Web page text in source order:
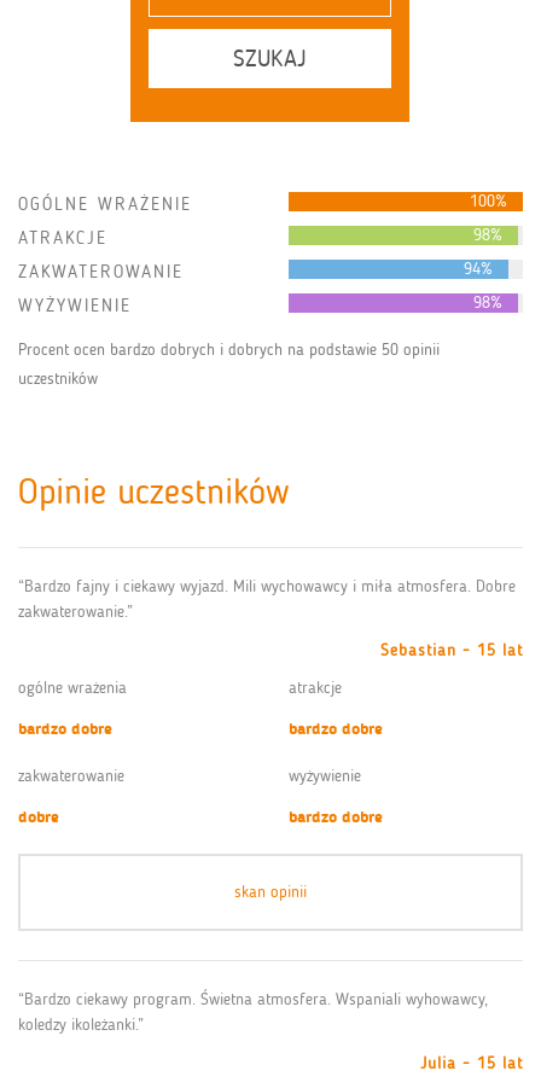
SZUKAJ
OGÓLNE WRAŻENIE 100%
ATRAKCJE 98%
ZAKWATEROWANIE 94%
WYŻYWIENIE 98%
Procent ocen bardzo dobrych i dobrych na podstawie 50 opinii
uczestników
Opinie uczestników
“Bardzo fajny i ciekawy wyjazd. Mili wychowawcy i miła atmosfera. Dobre
zakwaterowanie.”
Sebastian - 15 lat
ogólne wrażenia
bardzo dobre
atrakcje
bardzo dobre
zakwaterowanie
dobre
wyżywienie
bardzo dobre
skan opinii
“Bardzo ciekawy program. Świetna atmosfera. Wspaniali wyhowawcy,
koledzy ikoleżanki.”
Julia - 15 lat